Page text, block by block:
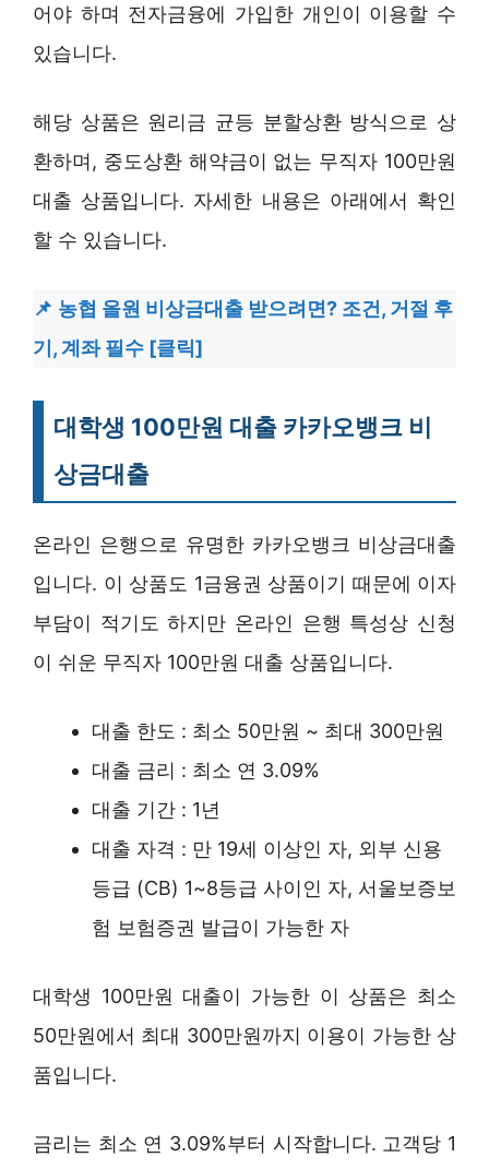
어야 하며 전자금융에 가입한 개인이 이용할 수
있습니다.
해당 상품은 원리금 균등 분할상환 방식으로 상
환하며, 중도상환 해약금이 없는 무직자 100만원
대출 상품입니다. 자세한 내용은 아래에서 확인
할 수 있습니다.
농협 올원 비상금대출 받으려면? 조건, 거절 후
기, 계좌 필수 [클릭]
대학생 100만원 대출 카카오뱅크 비
상금대출
온라인 은행으로 유명한 카카오뱅크 비상금대출
입니다. 이 상품도 1금융권 상품이기 때문에 이자
부담이 적기도 하지만 온라인 은행 특성상 신청
이 쉬운 무직자 100만원 대출 상품입니다.
대출 한도 : 최소 50만원 ~ 최대 300만원
대출 금리 : 최소 연 3.09%
대출 기간 : 1년
대출 자격 : 만 19세 이상인 자, 외부 신용
등급 (CB) 1~8등급 사이인 자, 서울보증보
험 보험증권 발급이 가능한 자
대학생 100만원 대출이 가능한 이 상품은 최소
50만원에서 최대 300만원까지 이용이 가능한 상
품입니다.
금리는 최소 연 3.09%부터 시작합니다. 고객당 1